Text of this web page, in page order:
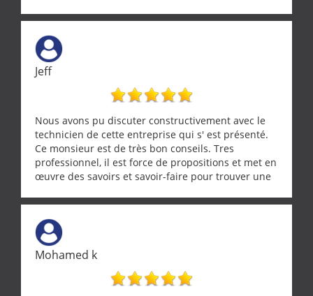
Jeff
Nous avons pu discuter constructivement avec le
technicien de cette entreprise qui s' est présenté.
Ce monsieur est de très bon conseils. Tres
professionnel, il est force de propositions et met en
œuvre des savoirs et savoir-faire pour trouver une
demande de l écoute et de la considération, ce qui
ne se trouve que chez les pationnés de leur métier.
Merci a ce monsieur pour sa disponibilité
Mohamed k